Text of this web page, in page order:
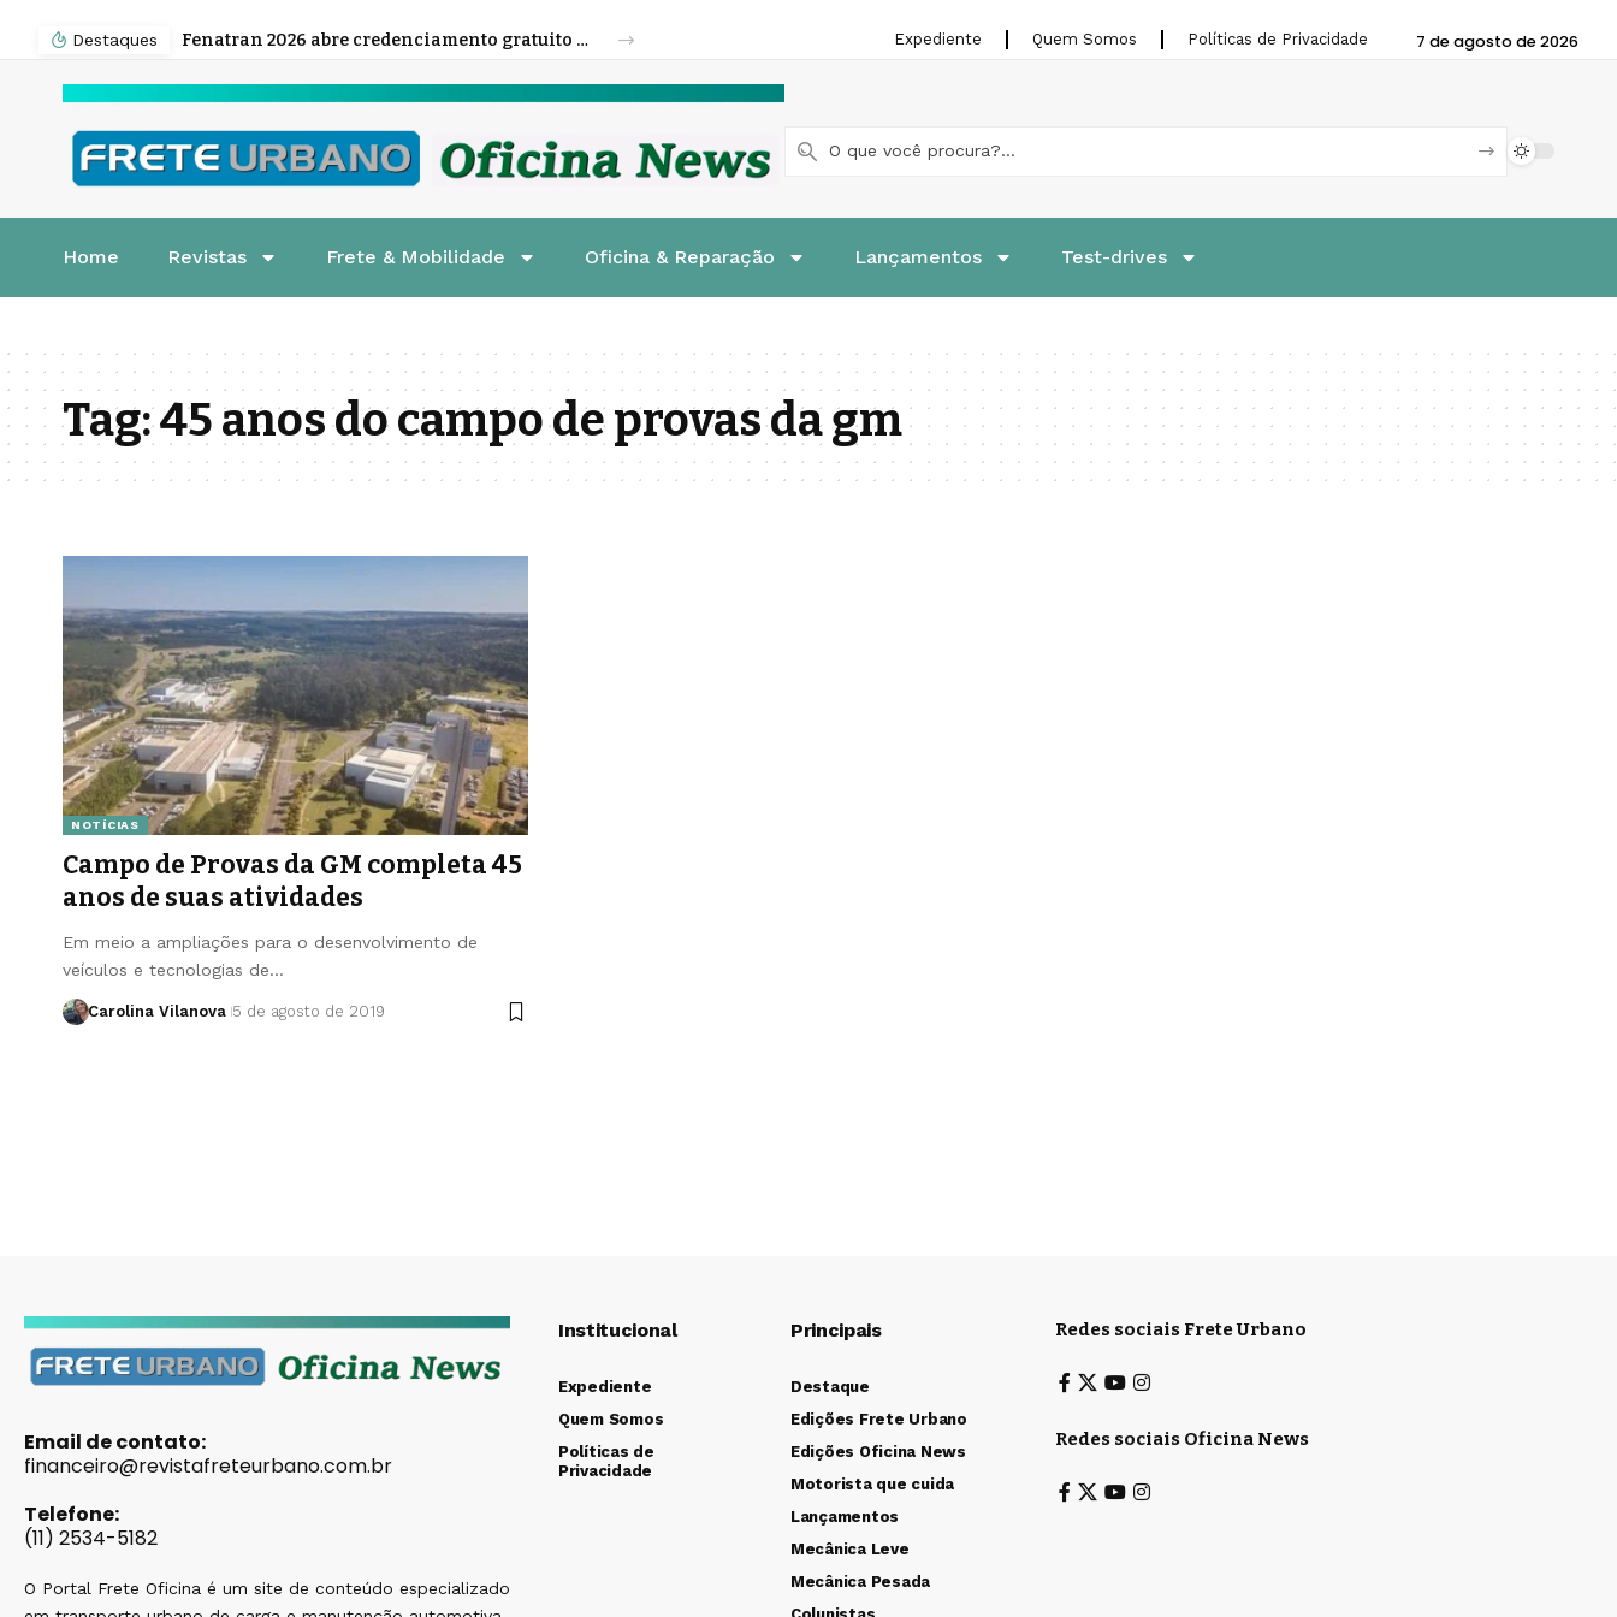
Destaques Fenatran 2026 abre credenciamento gratuito para visitantes Expediente Quem Somos Políticas de Privacidade 7 de agosto de 2026
Home Revistas Frete & Mobilidade Oficina & Reparação Lançamentos Test-drives
Tag:45 anos do campo de provas da gm
NOTÍCIAS
Campo de Provas da GM completa 45
anos de suas atividades
Em meio a ampliações para o desenvolvimento de
veículos e tecnologias de…
Carolina Vilanova 5 de agosto de 2019
Email de contato:
financeiro@revistafreteurbano.com.br
Telefone:
(11) 2534-5182
O Portal Frete Oficina é um site de conteúdo especializado
Institucional
Expediente
Quem Somos
Políticas de
Privacidade
Principais
Destaque
Edições Frete Urbano
Edições Oficina News
Motorista que cuida
Lançamentos
Mecânica Leve
Mecânica Pesada
Redes sociais Frete Urbano
Redes sociais Oficina News